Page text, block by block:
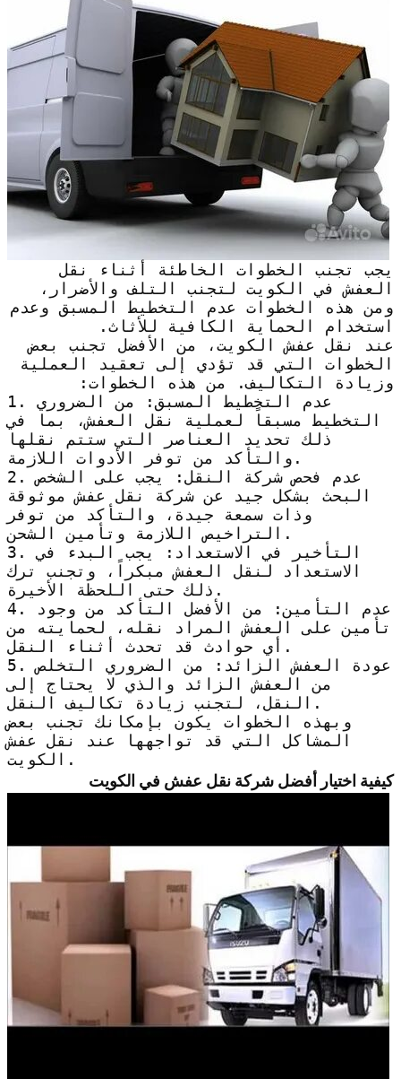
يجب تجنب الخطوات الخاطئة أثناء نقل
العفش في الكويت لتجنب التلف والأضرار،
ومن هذه الخطوات عدم التخطيط المسبق وعدم
استخدام الحماية الكافية للأثاث.
عند نقل عفش الكويت، من الأفضل تجنب بعض
الخطوات التي قد تؤدي إلى تعقيد العملية
وزيادة التكاليف. من هذه الخطوات:
1. عدم التخطيط المسبق: من الضروري
التخطيط مسبقاً لعملية نقل العفش، بما في
ذلك تحديد العناصر التي ستتم نقلها
والتأكد من توفر الأدوات اللازمة.
2. عدم فحص شركة النقل: يجب على الشخص
البحث بشكل جيد عن شركة نقل عفش موثوقة
وذات سمعة جيدة، والتأكد من توفر
التراخيص اللازمة وتأمين الشحن.
3. التأخير في الاستعداد: يجب البدء في
الاستعداد لنقل العفش مبكراً، وتجنب ترك
ذلك حتى اللحظة الأخيرة.
4. عدم التأمين: من الأفضل التأكد من وجود
تأمين على العفش المراد نقله، لحمايته من
أي حوادث قد تحدث أثناء النقل.
5. عودة العفش الزائد: من الضروري التخلص
من العفش الزائد والذي لا يحتاج إلى
النقل، لتجنب زيادة تكاليف النقل.
وبهذه الخطوات يكون بإمكانك تجنب بعض
المشاكل التي قد تواجهها عند نقل عفش
الكويت.
كيفية اختيار أفضل شركة نقل عفش في الكويت